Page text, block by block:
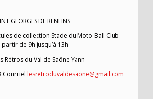
GEORGES DE RENEINS
de collection Stade du Moto-Ball Club
partir de 9h jusqu’à 13h
Rétros du Val de Saône Yann
Courriel lesretroduvaldesaone@gmail.com